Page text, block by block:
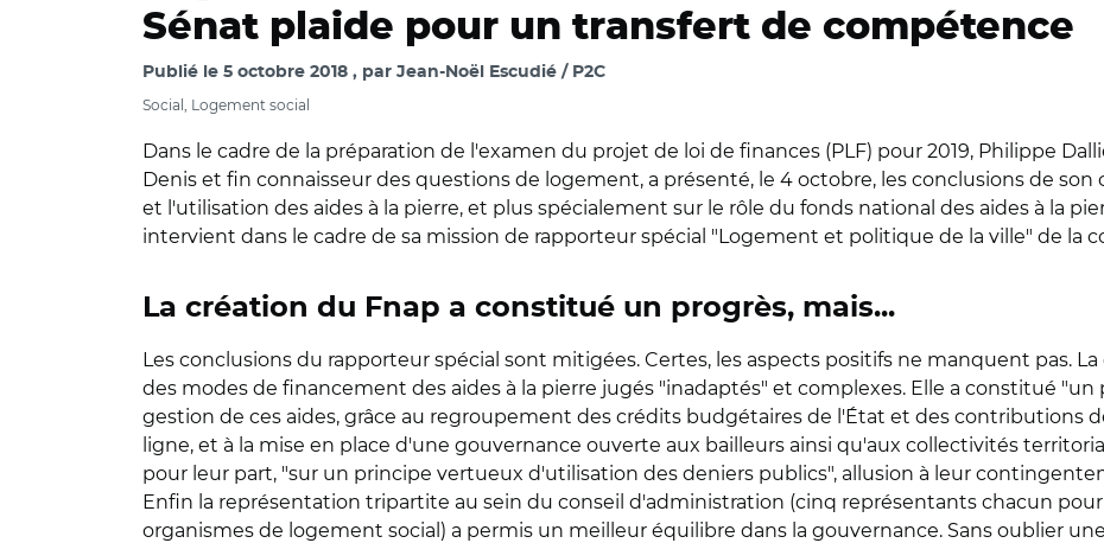
Sénat plaide pour un transfert de compétence
Publié le 5 octobre 2018 par Jean-Noël Escudié / P2C
Social, Logement social
Dans le cadre de la préparation de l'examen du projet de loi de finances (PLF) pour 2019, Philippe
Denis et fin connaisseur des questions de logement, a présenté, le 4 octobre, les conclusions de
et l'utilisation des aides à la pierre, et plus spécialement sur le rôle du fonds national des aides à la
intervient dans le cadre de sa mission de rapporteur spécial "Logement et politique de la ville" de la
La création du Fnap a constitué un progrès, mais...
Les conclusions du rapporteur spécial sont mitigées. Certes, les aspects positifs ne manquent pas.
des modes de financement des aides à la pierre jugés "inadaptés" et complexes. Elle a constitué "un
gestion de ces aides, grâce au regroupement des crédits budgétaires de l'État et des contributions
ligne, et à la mise en place d'une gouvernance ouverte aux bailleurs ainsi qu'aux collectivités
pour leur part, "sur un principe vertueux d'utilisation des deniers publics", allusion à leur
Enfin la représentation tripartite au sein du conseil d'administration (cinq représentants chacun
organismes de logement social) a permis un meilleur équilibre dans la gouvernance. Sans oublier